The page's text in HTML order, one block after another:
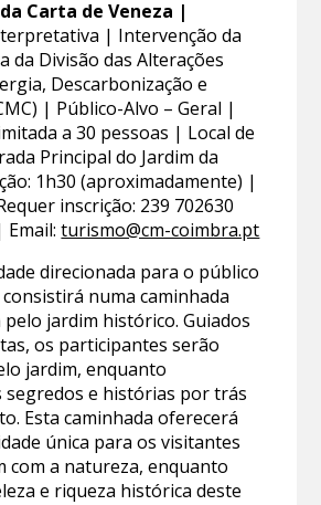
Carta de Veneza |
| Intervenção da
da Divisão das Alterações
Descarbonização e
| Público-Alvo – Geral |
a 30 pessoas | Local de
Principal do Jardim da
1h30 (aproximadamente) |
inscrição: 239 702630
Email:turismo@cm-coimbra.pt
direcionada para o público
numa caminhada
jardim histórico. Guiados
os participantes serão
jardim, enquanto
segredos e histórias por trás
Esta caminhada oferecerá
única para os visitantes
com a natureza, enquanto
e riqueza histórica deste